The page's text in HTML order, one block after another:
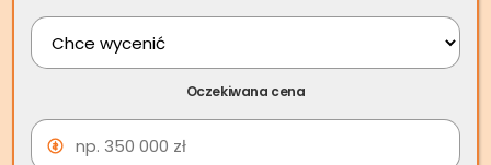
rozwiązywaniu problemów z nieruchomościami. Skup.io
umożliwia sprzedaż nieruchomości w obliczu zadłużenia,
komornika czy zajęcia komorniczego.
Oczekiwana cena